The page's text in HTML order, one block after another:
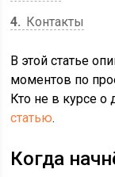
4
Контакты
В этой статье
моментов по
Кто не в курсе о
статью.
Когда